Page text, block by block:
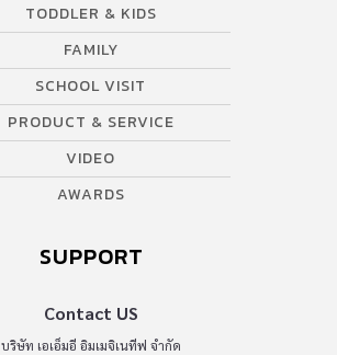
TODDLER & KIDS
FAMILY
SCHOOL VISIT
PRODUCT & SERVICE
VIDEO
AWARDS
SUPPORT
Contact US
บริษัท เอเอ็มอี อิมเมจิเนทีฟ จำกัด